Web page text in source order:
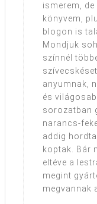
ismerem,
könyvem,
blogon is
Mondjuk
színnél
anyumnak,
és
sorozatban
narancs-
addig
koptak. Bár
eltéve a
megint
megvannak